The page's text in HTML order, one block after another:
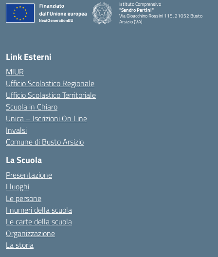
Istituto Comprensivo
"Sandro Pertini"
Via Gioacchino Rossini 115, 21052 Busto
Arsizio (VA)
Link Esterni
MIUR
Ufficio Scolastico Regionale
Ufficio Scolastico Territoriale
Scuola in Chiaro
Unica – Iscrizioni On Line
Invalsi
Comune di Busto Arsizio
La Scuola
Presentazione
I luoghi
Le persone
I numeri della scuola
Le carte della scuola
Organizzazione
La storia